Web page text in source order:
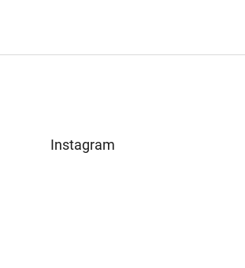
Instagram